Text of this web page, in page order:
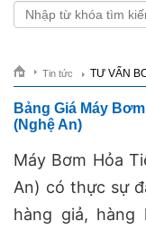
Tin tức TƯ VẤN
Bảng Giá Máy
(Nghệ An)
Máy Bơm Hỏa
An) có thực sự
hàng giả, hàng